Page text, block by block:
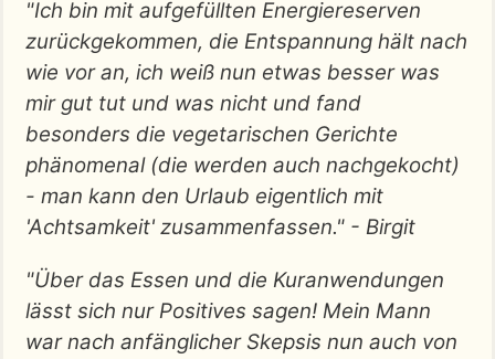
"Ich bin mit aufgefüllten Energiereserven
zurückgekommen, die Entspannung hält nach
wie vor an, ich weiß nun etwas besser was
mir gut tut und was nicht und fand
besonders die vegetarischen Gerichte
phänomenal (die werden auch nachgekocht)
- man kann den Urlaub eigentlich mit
'Achtsamkeit' zusammenfassen." - Birgit
"Über das Essen und die Kuranwendungen
lässt sich nur Positives sagen! Mein Mann
war nach anfänglicher Skepsis nun auch von